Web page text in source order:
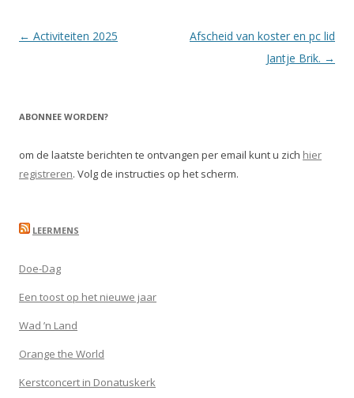
Berichtnavigatie
← Activiteiten 2025
Afscheid van koster en pc lid
Jantje Brik. →
ABONNEE WORDEN?
om de laatste berichten te ontvangen per email kunt u zich hier
registreren. Volg de instructies op het scherm.
LEERMENS
Doe-Dag
Een toost op het nieuwe jaar
Wad ’n Land
Orange the World
Kerstconcert in Donatuskerk